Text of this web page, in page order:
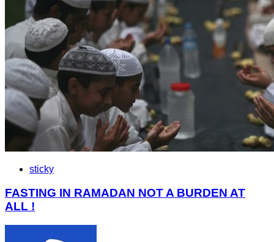
sticky
FASTING IN RAMADAN NOT A BURDEN AT
ALL !